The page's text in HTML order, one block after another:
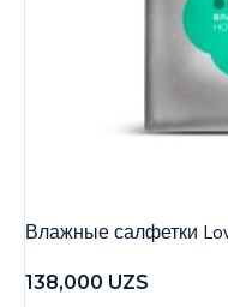
Влажные салфетки
138,000 UZS